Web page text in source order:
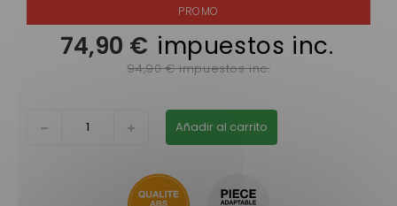
74,90 € impuestos inc.
94,90 € impuestos inc.
Añadir al carrito